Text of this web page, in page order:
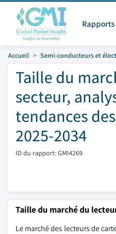
Accueil Semi-conducteurs et
Taille du
secteur,
tendances
2025-2034
ID du rapport: GMI4269
Taille du marché du
Le marché des lecteurs de